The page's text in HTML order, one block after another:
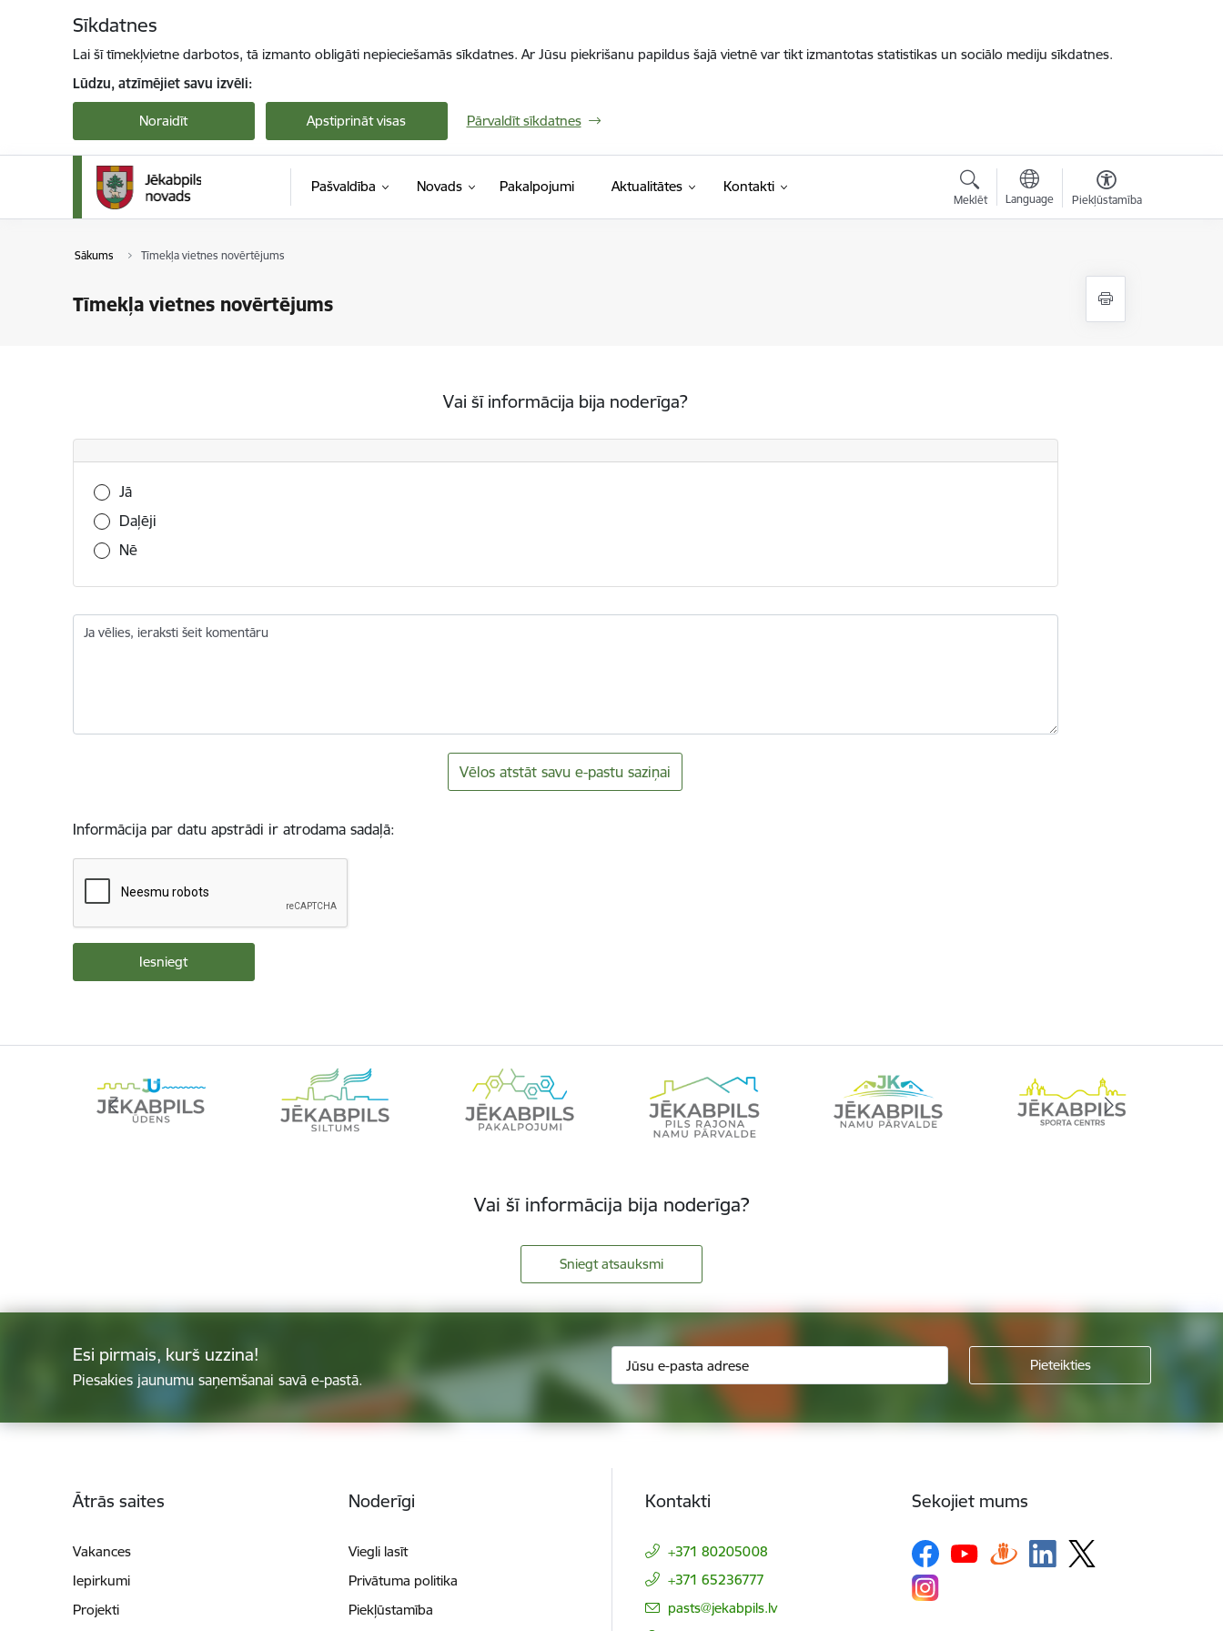
Sīkdatnes
Lai šī tīmekļvietne darbotos, tā izmanto obligāti nepieciešamās sīkdatnes. Ar Jūsu piekrišanu papildus šajā vietnē var tikt izmantotas statistikas un sociālo mediju sīkdatnes.
Lūdzu, atzīmējiet savu izvēli:
Noraidīt Apstiprināt visas Pārvaldīt sīkdatnes
Pašvaldība Novads Pakalpojumi Aktualitātes Kontakti
Meklēt Language Piekļūstamība
Sākums Tīmekļa vietnes novērtējums
Tīmekļa vietnes novērtējums
Vai šī informācija bija noderīga?
Vai šī informācija bija noderīga?
Jā
Daļēji
Nē
Ja vēlies, ieraksti šeit komentāru
Vēlos atstāt savu e-pastu saziņai
Informācija par datu apstrādi ir atrodama sadaļā:
Vai šī informācija bija noderīga?
Sniegt atsauksmi
Esi pirmais, kurš uzzina!
Piesakies jaunumu saņemšanai savā e-pastā.
Ātrās saites
Vakances
Iepirkumi
Projekti
Noderīgi
Viegli lasīt
Privātuma politika
Piekļūstamība
Kontakti
+371 80205008
+371 65236777
E-pasts:
pasts@jekabpils.lv
Sekojiet mums